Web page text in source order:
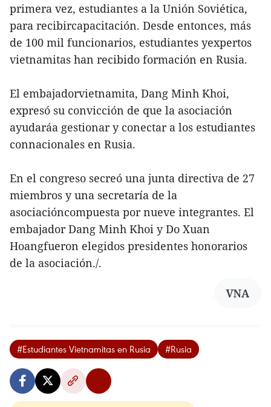
primera vez, estudiantes a la Unión Soviética,
para recibircapacitación. Desde entonces, más
de 100 mil funcionarios, estudiantes yexpertos
vietnamitas han recibido formación en Rusia.
El embajadorvietnamita, Dang Minh Khoi,
expresó su convicción de que la asociación
ayudaráa gestionar y conectar a los estudiantes
connacionales en Rusia.
En el congreso secreó una junta directiva de 27
miembros y una secretaría de la
asociacióncompuesta por nueve integrantes. El
embajador Dang Minh Khoi y Do Xuan
Hoangfueron elegidos presidentes honorarios
de la asociación./.
VNA
#Estudiantes Vietnamitas en Rusia #Rusia